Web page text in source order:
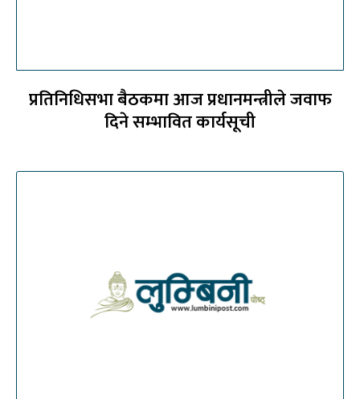
प्रतिनिधिसभा बैठकमा आज प्रधानमन्त्रीले जवाफ
दिने सम्भावित कार्यसूची